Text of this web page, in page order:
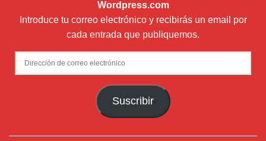
Wordpress.com
Introduce tu correo electrónico y recibirás un email por
cada entrada que publiquemos.
Dirección
de
Suscribir